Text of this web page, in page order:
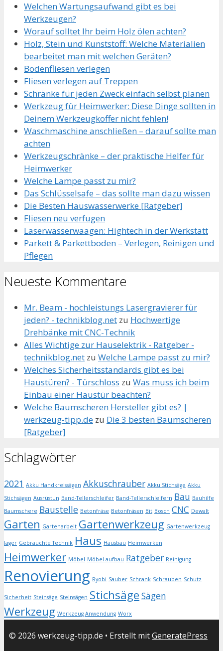
Welchen Wartungsaufwand gibt es bei
Werkzeugen?
Worauf solltet Ihr beim Holz ölen achten?
Holz, Stein und Kunststoff: Welche Materialien
bearbeitet man mit welchen Geräten?
Bodenfliesen verlegen
Fliesen verlegen auf Treppen
Schränke für jeden Zweck einfach selbst planen
Werkzeug für Heimwerker: Diese Dinge sollten in
Deinem Werkzeugkoffer nicht fehlen!
Waschmaschine anschließen – darauf sollte man
achten
Werkzeugschränke – der praktische Helfer für
Heimwerker
Welche Lampe passt zu mir?
Das Schlüsselsafe – das sollte man dazu wissen
Die Besten Hauswasserwerke [Ratgeber]
Fliesen neu verfugen
Laserwasserwaagen: Hightech in der Werkstatt
Parkett & Parkettboden – Verlegen, Reinigen und
Pflegen
Neueste Kommentare
Mr. Beam - hochleistungs Lasergravierer für
jeden? - technikblog.net zu Hochwertige
Drehbänke mit CNC-Technik
Alles Wichtige zur Hauselektrik - Ratgeber -
technikblog.net zu Welche Lampe passt zu mir?
Welches Sicherheitsstandards gibt es bei
Haustüren? - Türschloss zu Was muss ich beim
Einbau einer Haustür beachten?
Welche Baumscheren Hersteller gibt es? |
werkzeug-tipp.de zu Die 3 besten Baumscheren
[Ratgeber]
Schlagwörter
2021 Akku Handkreissägen Akkuschrauber Akku Stichsäge Akku
Stichsägen Ausrüstun Band-Tellerschleifer Band-Tellerschleifern Bau Bauhilfe
Baumschere Baustelle Betonfräse Betonfräsen Bit Bosch CNC Dewalt
Garten Gartenarbeit Gartenwerkzeug Gartenwerkzeug
lager Gebrauchte Technik Haus Hausbau Heimwerken
Heimwerker Möbel Möbel aufbau Ratgeber Reinigung
Renovierung Ryobi Sauber Schrank Schrauben Schutz
Sicherheit Steinsäge Steinsägen Stichsäge Sägen
Werkzeug Werkzeug Anwendung Worx
© 2026 werkzeug-tipp.de • Erstellt mitGeneratePress